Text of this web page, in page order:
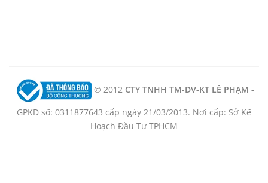
© 2012 CTY TNHH TM-DV-KT LÊ PHẠM -
GPKD số: 0311877643 cấp ngày 21/03/2013. Nơi cấp: Sở Kế
Hoạch Đầu Tư TPHCM